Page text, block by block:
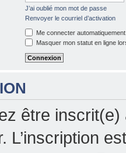
J’ai oublié mon mot de passe
Renvoyer le courriel d’activation
Me connecter
Masquer mon statut en ligne
être
L’inscription